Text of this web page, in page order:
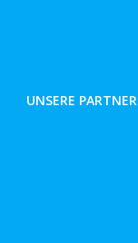
UNSERE PARTNER